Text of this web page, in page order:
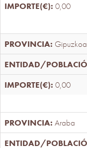
0,00
Gipuzkoa
0,00
Araba